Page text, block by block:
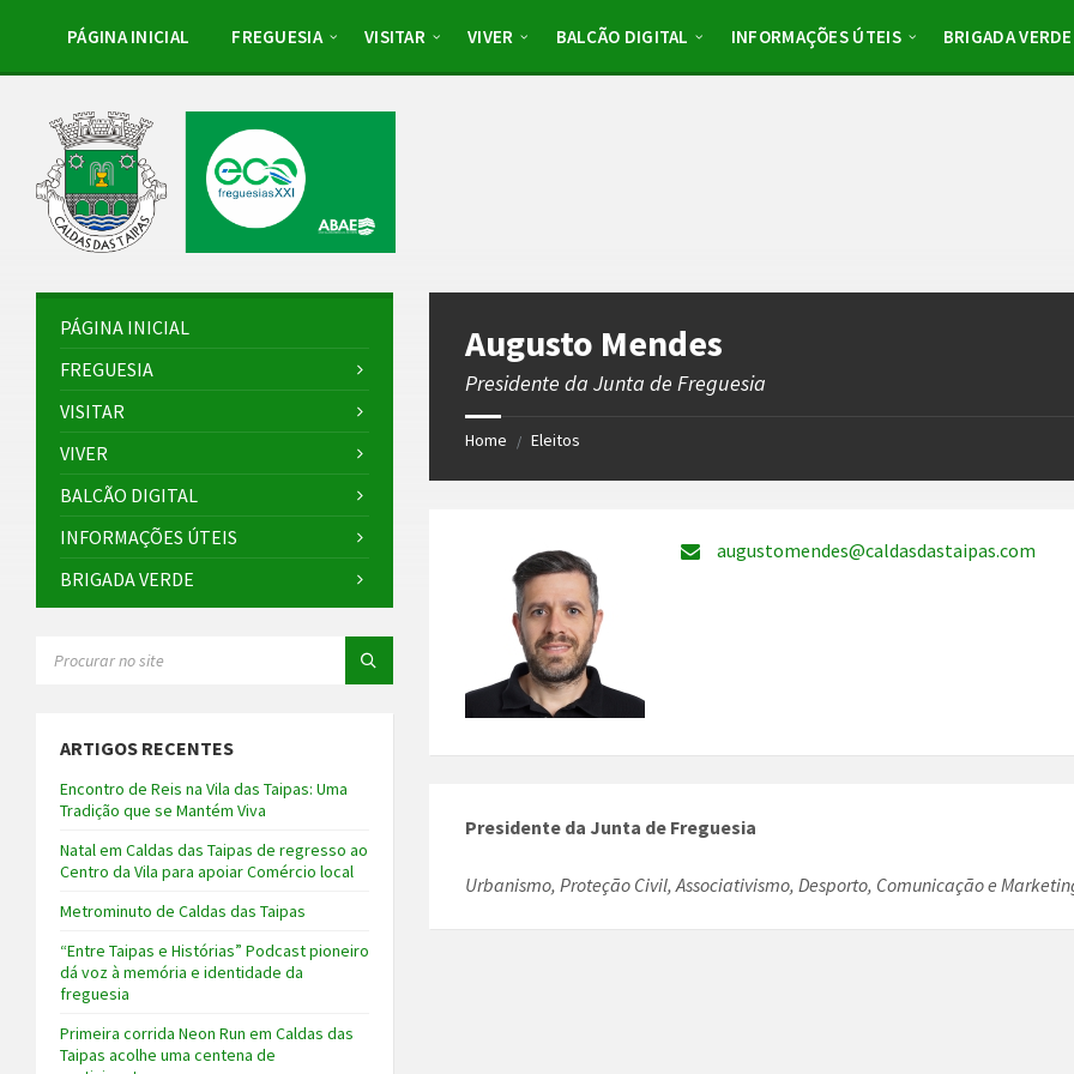
sidebar
PÁGINA INICIAL FREGUESIA VISITAR VIVER BALCÃO DIGITAL INFORMAÇÕES ÚTEIS BRIGADA VERDE
Augusto Mendes
Presidente da Junta de Freguesia
Home / Eleitos
augustomendes@caldasdastaipas.com
Presidente da Junta de Freguesia
Urbanismo, Proteção Civil, Associativismo, Desporto, Comunicação e
PÁGINA INICIAL
FREGUESIA
VISITAR
VIVER
BALCÃO DIGITAL
INFORMAÇÕES ÚTEIS
BRIGADA VERDE
ARTIGOS RECENTES
Encontro de Reis na Vila das Taipas: Uma
Tradição que se Mantém Viva
Natal em Caldas das Taipas de regresso ao
Centro da Vila para apoiar Comércio local
Metrominuto de Caldas das Taipas
“Entre Taipas e Histórias” Podcast pioneiro
dá voz à memória e identidade da
freguesia
Primeira corrida Neon Run em Caldas das
Taipas acolhe uma centena de